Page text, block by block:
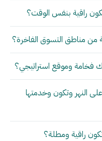
راقية بنفس الوقت؟
من مناطق التسوق الفاخرة؟
فخامة وموقع استراتيجي؟
النهر وتكون وخدمتها
راقية ومطلة؟